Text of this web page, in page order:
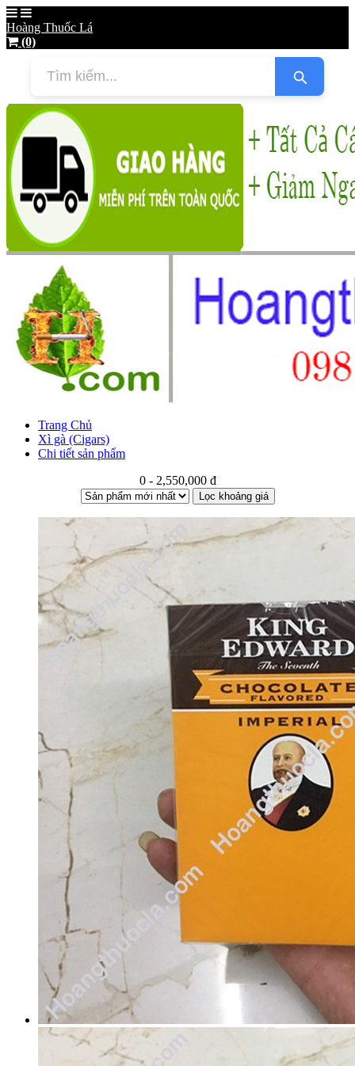
Hoàng Thuốc Lá
(0)
Trang Chủ
Xì gà (Cigars)
Chi tiết sản phẩm
0 - 2,550,000 đ
Lọc khoảng giá